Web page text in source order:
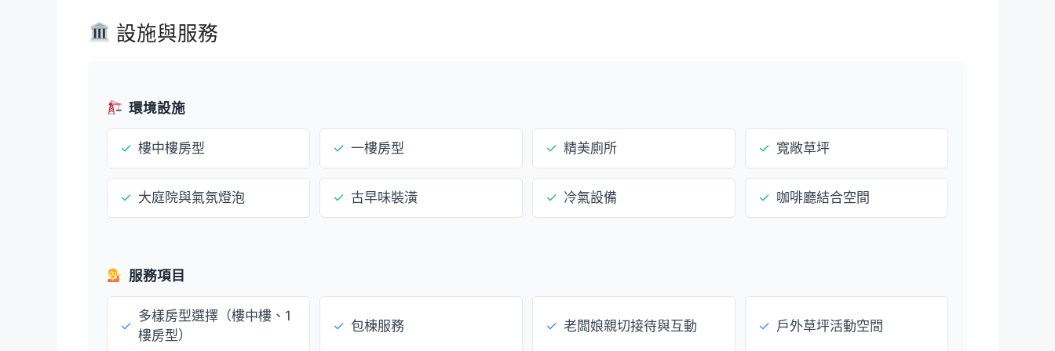
設施與服務
環境設施
✓ 樓中樓房型 ✓ 一樓房型 ✓ 精美廁所 ✓ 寬敞草坪
✓ 大庭院與氣氛燈泡 ✓ 古早味裝潢 ✓ 冷氣設備 ✓ 咖啡廳結合空間
服務項目
✓
多樣房型選擇（樓中樓、1
樓房型）
✓ 包棟服務 ✓ 老闆娘親切接待與互動 ✓ 戶外草坪活動空間